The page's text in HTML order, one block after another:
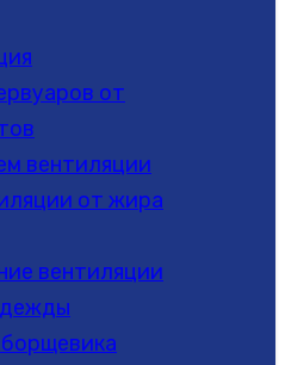
от
вентиляции
от жира
вентиляции